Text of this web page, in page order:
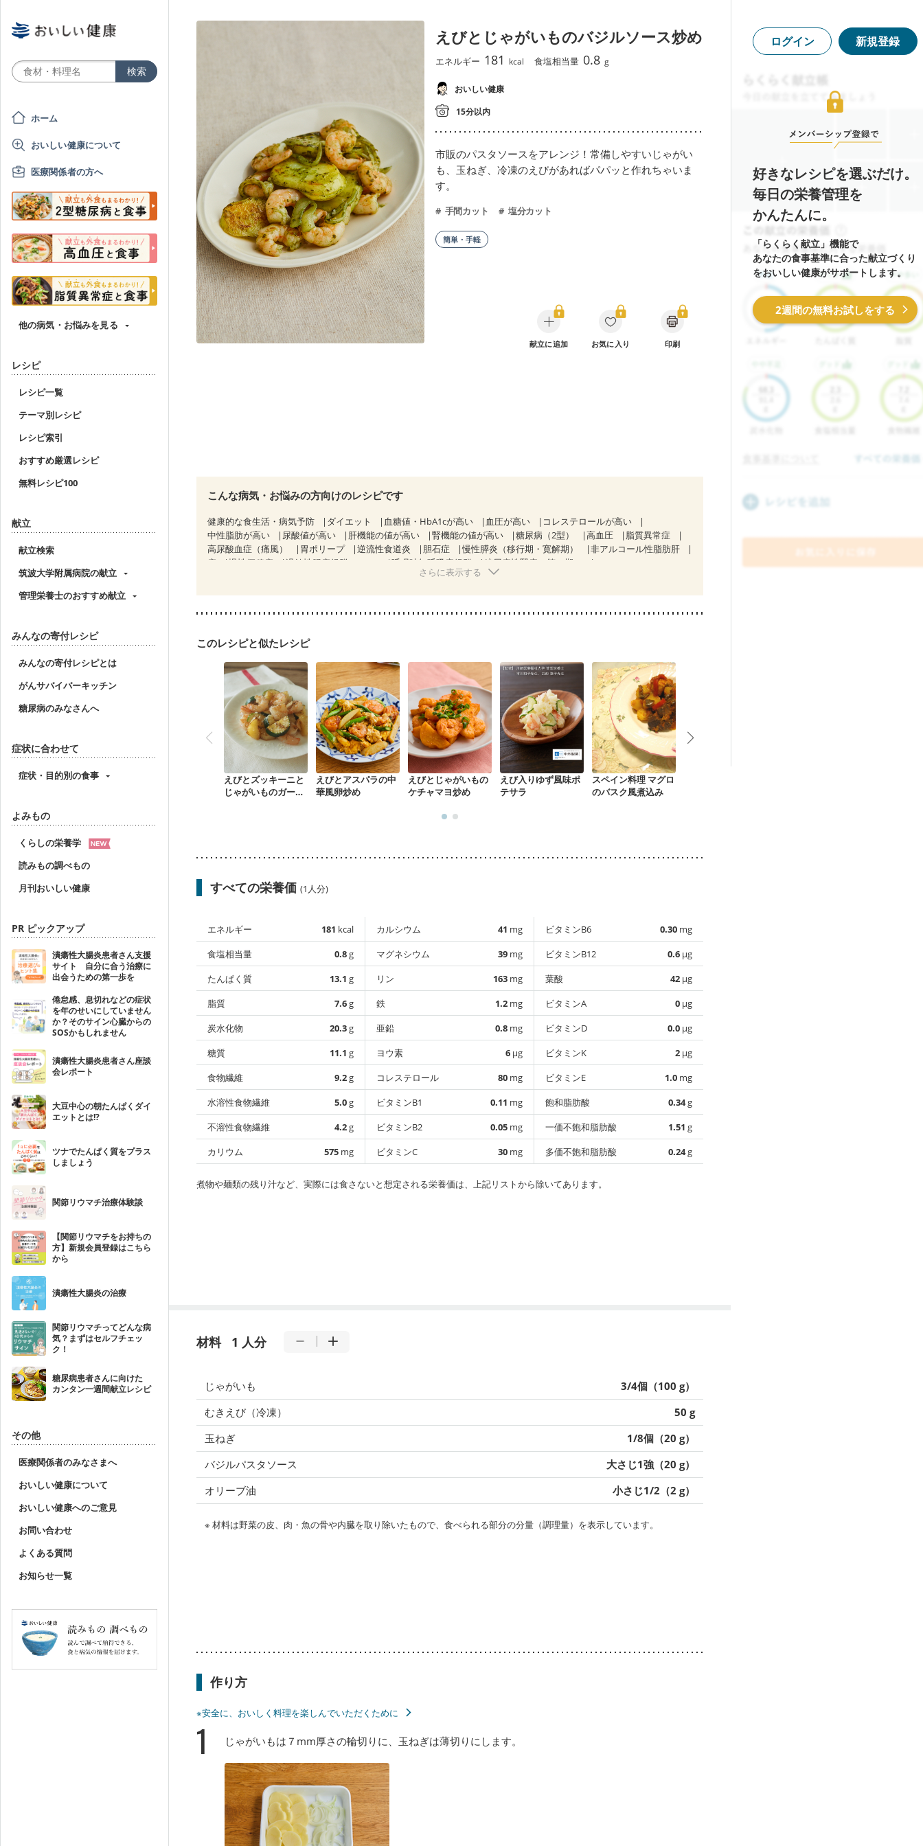
ホーム
おいしい健康について
医療関係者の方へ
他の病気・お悩みを見る
レシピ
レシピ一覧
テーマ別レシピ
レシピ索引
おすすめ厳選レシピ
無料レシピ100
献立
献立検索
筑波大学附属病院の献立
管理栄養士のおすすめ献立
みんなの寄付レシピ
みんなの寄付レシピとは
がんサバイバーキッチン
糖尿病のみなさんへ
症状に合わせて
症状・目的別の食事
よみもの
くらしの栄養学
読みもの調べもの
月刊おいしい健康
PR ピックアップ
潰瘍性大腸炎患者さん支援
サイト 自分に合う治療に
出会うための第一歩を
倦怠感、息切れなどの症状
を年のせいにしていません
か？そのサイン心臓からの
SOSかもしれません
潰瘍性大腸炎患者さん座談
会レポート
大豆中心の朝たんぱくダイ
エットとは!?
ツナでたんぱく質をプラス
しましょう
関節リウマチ治療体験談
【関節リウマチをお持ちの
方】新規会員登録はこちら
から
潰瘍性大腸炎の治療
関節リウマチってどんな病
気？まずはセルフチェッ
ク！
糖尿病患者さんに向けた
カンタン一週間献立レシピ
その他
医療関係者のみなさまへ
おいしい健康について
おいしい健康へのご意見
お問い合わせ
よくある質問
お知らせ一覧
えびとじゃがいものバジルソース炒め
エネルギー 181 kcal 食塩相当量 0.8 g
おいしい健康
15分以内
市販のパスタソースをアレンジ！常備しやすいじゃがい
も、玉ねぎ、冷凍のえびがあればパパッと作れちゃいま
す。
手間カット 塩分カット
簡単・手軽
献立に追加 お気に入り 印刷
こんな病気・お悩みの方向けのレシピです
健康的な食生活・病気予防 ダイエット 血糖値・HbA1cが高い 血圧が高い
コレステロールが高い
中性脂肪が高い
尿酸値が高い 肝機能の値が高い 腎機能の値が高い 糖尿病（2型） 高血圧
脂質異常症
高尿酸血症（痛風）
胃ポリープ 逆流性食道炎 胆石症 慢性膵炎（移行期・寛解期）
非アルコール性脂肪肝
痔
慢性便秘症 過敏性腸症候群（IBS） 睡眠時無呼吸症候群
糖尿病性腎症（第１期）
CKD（ステージ１）
妊婦健診・血圧が気になる（初期）
妊婦健診・血糖値が気になる（初期） 妊娠高血圧(中期)
妊娠糖尿病(初期)
フレイル（年齢に合わせた体作り）
さらに表示する
このレシピと似たレシピ
えびとズッキーニと
じゃがいものガーリ
えびとアスパラの中
華風卵炒め
えびとじゃがいもの
ケチャマヨ炒め
えび入りゆず風味ポ
テサラ
スペイン料理 マグロ
のバスク風煮込み
すべての栄養価 (1人分)
エネルギー 181 kcal
食塩相当量
0.8g
たんぱく質
13.1 g
脂質
7.6g
炭水化物
20.3g
糖質
11.1 g
食物繊維
9.2g
水溶性食物繊維
5.0g
不溶性食物繊維
4.2g
カリウム
575 mg
カルシウム 41 mg
マグネシウム
39 mg
リン
163 mg
鉄
1.2 mg
亜鉛
0.8 mg
ヨウ素
6 µg
コレステロール
80 mg
ビタミンB1
0.11 mg
ビタミンB2
0.05 mg
ビタミンC
30 mg
ビタミンB6 0.30 mg
ビタミンB12
0.6 µg
葉酸
42 µg
ビタミンA
0 µg
ビタミンD
0.0 µg
ビタミンK
2 µg
ビタミンE
1.0 mg
飽和脂肪酸
0.34g
一価不飽和脂肪酸
1.51 g
多価不飽和脂肪酸
0.24g
煮物や麺類の残り汁など、実際には食さないと想定される栄養価は、上記リストから除いてあります。
材料 1 人分
じゃがいも
3/4個（100 g）
むきえび（冷凍）
50 g
玉ねぎ
1/8個（20 g）
バジルパスタソース
大さじ1強（20 g）
オリーブ油
小さじ1/2（2 g）
※ 材料は野菜の皮、肉・魚の骨や内臓を取り除いたもので、食べられる部分の分量（調理量）を表示しています。
作り方
※安全に、おいしく料理を楽しんでいただくために
1 じゃがいもは７mm厚さの輪切りに、玉ねぎは薄切りにします。
ログイン 新規登録
好きなレシピを選ぶだけ。
毎日の栄養管理を
かんたんに。
「らくらく献立」機能で
あなたの食事基準に合った献立づくり
をおいしい健康がサポートします。
2週間の無料お試しをする